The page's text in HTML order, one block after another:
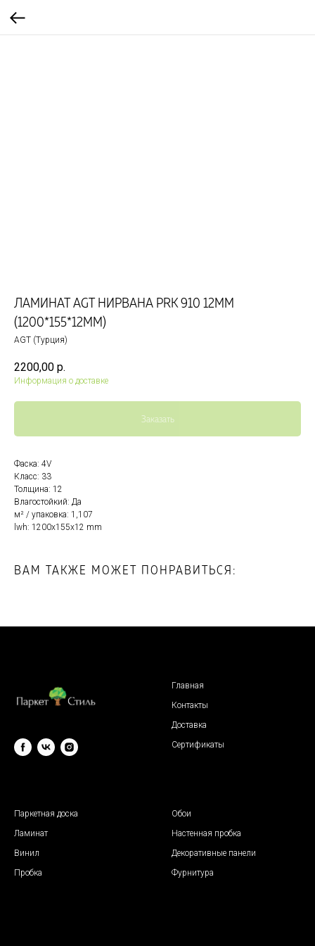
ЛАМИНАТ AGT НИРВАНА PRK 910 12ММ
(1200*155*12ММ)
AGT (Турция)
2200,00 р.
Информация о доставке
Заказать
Фаска: 4V
Класс: 33
Толщина: 12
Влагостойкий: Да
м² / упаковка: 1,107
lwh: 1200x155x12 mm
ВАМ ТАКЖЕ МОЖЕТ ПОНРАВИТЬСЯ:
Главная
Контакты
Доставка
Сертификаты
Паркетная доска
Ламинат
Винил
Пробка
Обои
Настенная пробка
Декоративные панели
Фурнитура